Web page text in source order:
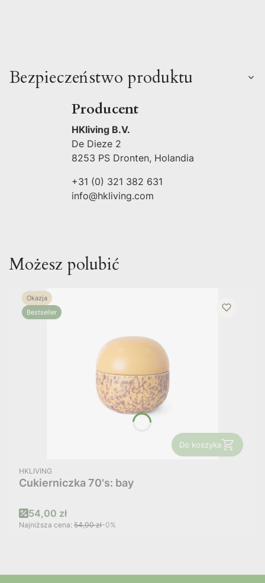
Bezpieczeństwo produktu
Producent
HKliving B.V.
De Dieze 2
8253 PS Dronten, Holandia
+31 (0) 321 382 631
info@hkliving.com
Możesz polubić
Okazja
Bestseller
Do koszyka
PRODUCENT
HKLIVING
Cukierniczka 70's: bay
Cena promocyjna
54,00 zł
Najniższa cena: 54,00 zł-0%